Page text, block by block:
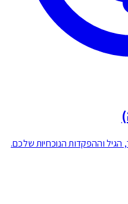
וההפקדות הנוכחיות שלכם.